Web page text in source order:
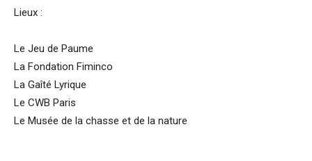
Lieux :
Le Jeu de Paume
La Fondation Fiminco
La Gaîté Lyrique
Le CWB Paris
Le Musée de la chasse et de la nature